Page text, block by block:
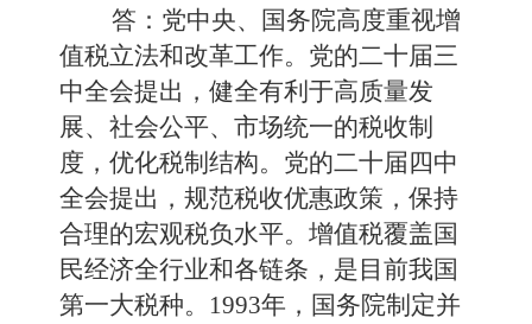
答：党中央、国务院高度重视增
值税立法和改革工作。党的二十届三
中全会提出，健全有利于高质量发
展、社会公平、市场统一的税收制
度，优化税制结构。党的二十届四中
全会提出，规范税收优惠政策，保持
合理的宏观税负水平。增值税覆盖国
民经济全行业和各链条，是目前我国
第一大税种。1993年，国务院制定并